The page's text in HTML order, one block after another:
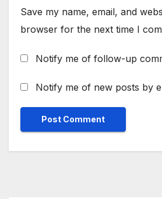
Save my name, email, and
browser for the next time I
Notify me of follow-up
Notify me of new posts by